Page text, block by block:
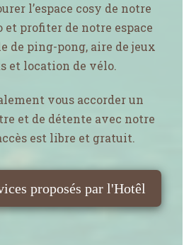
l’espace cosy de notre
et profiter de notre espace
de ping-pong, aire de jeux
et location de vélo.
vous accorder un
et de détente avec notre
est libre et gratuit.
proposés par l'Hotêl